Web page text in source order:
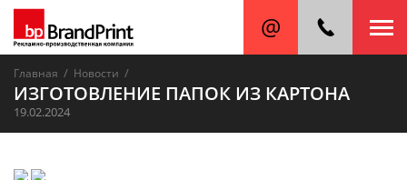
Главная / Новости /
ИЗГОТОВЛЕНИЕ ПАПОК ИЗ КАРТОНА
19.02.2024